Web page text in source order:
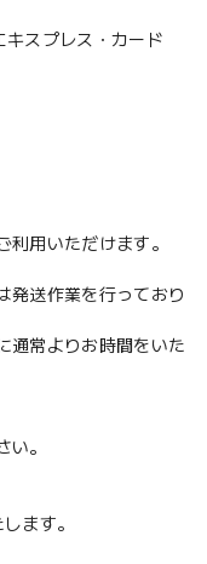
スプレス・カード
利用いただけます。
発送作業を行っており
通常よりお時間をいた
い。
ます。